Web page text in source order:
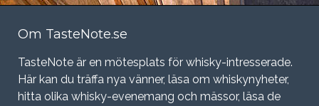
Om TasteNote.se
TasteNote är en mötesplats för whisky-intresserade.
Här kan du träffa nya vänner, läsa om whiskynyheter,
hitta olika whisky-evenemang och mässor, läsa de